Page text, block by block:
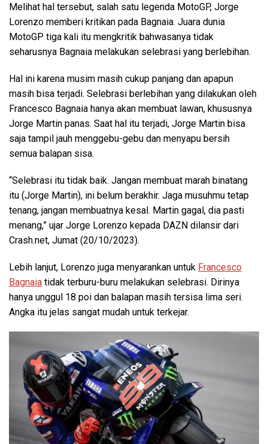
Melihat hal tersebut, salah satu legenda MotoGP, Jorge
Lorenzo memberi kritikan pada Bagnaia. Juara dunia
MotoGP tiga kali itu mengkritik bahwasanya tidak
seharusnya Bagnaia melakukan selebrasi yang berlebihan.
Hal ini karena musim masih cukup panjang dan apapun
masih bisa terjadi. Selebrasi berlebihan yang dilakukan oleh
Francesco Bagnaia hanya akan membuat lawan, khususnya
Jorge Martin panas. Saat hal itu terjadi, Jorge Martin bisa
saja tampil jauh menggebu-gebu dan menyapu bersih
semua balapan sisa.
“Selebrasi itu tidak baik. Jangan membuat marah binatang
itu (Jorge Martin), ini belum berakhir. Jaga musuhmu tetap
tenang, jangan membuatnya kesal. Martin gagal, dia pasti
menang,” ujar Jorge Lorenzo kepada DAZN dilansir dari
Crash.net, Jumat (20/10/2023).
Lebih lanjut, Lorenzo juga menyarankan untuk Francesco
Bagnaia tidak terburu-buru melakukan selebrasi. Dirinya
hanya unggul 18 poi dan balapan masih tersisa lima seri.
Angka itu jelas sangat mudah untuk terkejar.